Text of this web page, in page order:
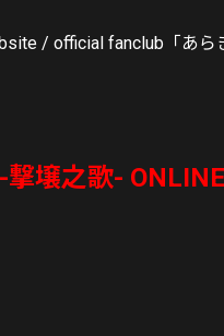
/ official fanclub「あら
壌之歌- ONLINE